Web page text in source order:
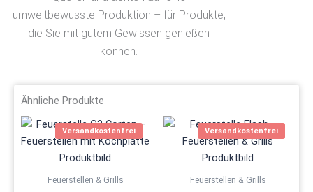
umweltbewusste Produktion – für Produkte,
die Sie mit gutem Gewissen genießen
können.
Ähnliche Produkte
Versandkostenfrei
Feuerstellen & Grills
Dieses
Produkt
Versandkostenfrei
Feuerstellen & Grills